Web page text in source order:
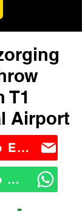
T1
Airport
Click Here To Email Us
Click Here To WhatsApp Us